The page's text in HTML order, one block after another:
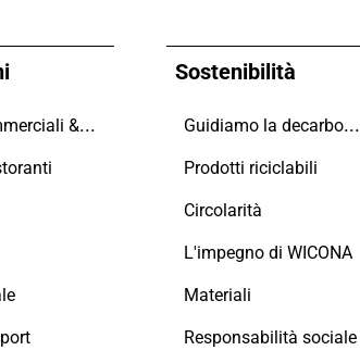
Edifici commerciali & Uffici
Sostenibilità
Guidiamo la decarbonizzazione
Prodotti riciclabili
Circolarità
L'impegno di WICONA
Materiali
Responsabilità sociale